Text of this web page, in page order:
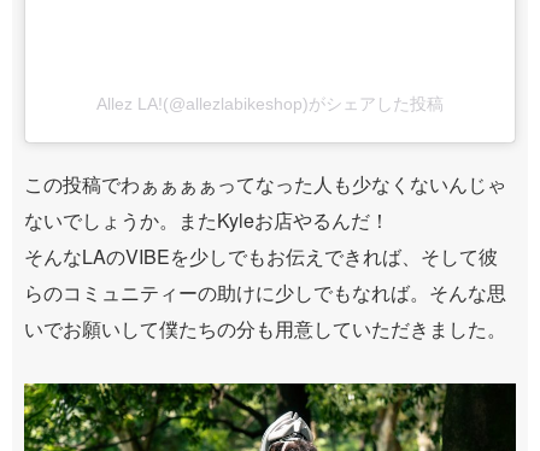
Allez LA!(@allezlabikeshop)がシェアした投稿
この投稿でわぁぁぁぁってなった人も少なくないんじゃ
ないでしょうか。またKyleお店やるんだ！
そんなLAのVIBEを少しでもお伝えできれば、そして彼
らのコミュニティーの助けに少しでもなれば。そんな思
いでお願いして僕たちの分も用意していただきました。